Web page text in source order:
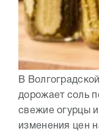
В
дорожает соль
свежие огурцы
изменения цен